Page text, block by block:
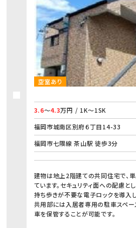
空室あり
3.6～4.3万円 / 1K～1SK
福岡市城南区別府６丁目14-33
福岡市七隈線 茶山駅 徒歩3分
建物は地上2階建ての共同住宅で、
ています。セキュリティ面への配慮と
持ち歩きが不要な電子ロックを導入し
共用部には入居者専用の駐車スペー
車を保管することが可能です。